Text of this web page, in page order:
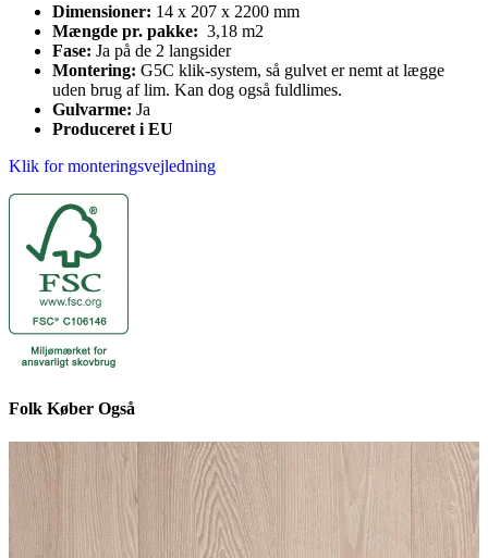
Dimensioner: 14 x 207 x 2200 mm
Mængde pr. pakke: 3,18 m2
Fase: Ja på de 2 langsider
Montering: G5C klik-system, så gulvet er nemt at lægge
uden brug af lim. Kan dog også fuldlimes.
Gulvarme: Ja
Produceret i EU
Klik for monteringsvejledning
Folk Køber Også